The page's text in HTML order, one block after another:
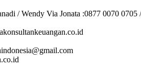
/ Wendy Via Jonata :0877 0070 0705